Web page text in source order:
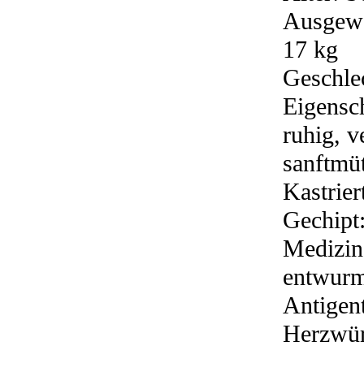
17 kg
ruhig,